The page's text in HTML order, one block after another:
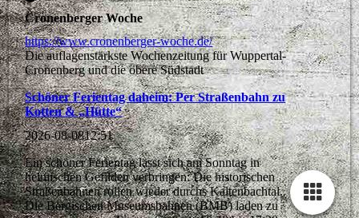
Cronenberger Woche
https://www.cronenberger-woche.de/
Die auflagenstärkste Wochenzeitung für Wuppertal-
Cronenberg und die obere Südstadt
Schöner Ferientag daheim: Per Straßenbahn zu
Kotten & „Hütte“
2026-08-0812:51
Ein schöner Ferientag lässt sich am Sonntag in
heimischen Gefilden verbringen: Die historischen
Straßenbahnen rollen wieder durchs Kaltenbachtal.
Die Bergischen Museumsbahnen (BMB) laden zu